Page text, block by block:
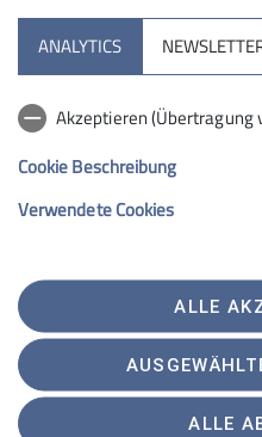
Aktuelles
Kletterzentrum
06847 Dessau
Telefon +493405711000
ANALYTICS
Akzeptieren (Übertragung
Cookie Beschreibung
Verwendete Cookies
ALLE
ALLE